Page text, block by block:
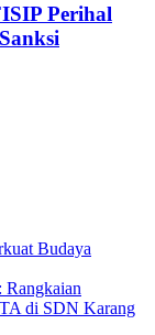
Perihal
Budaya
Rangkaian
di SDN Karang